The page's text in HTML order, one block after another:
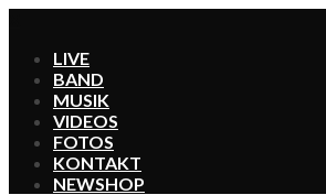
LIVE
BAND
MUSIK
VIDEOS
FOTOS
KONTAKT
SHOP